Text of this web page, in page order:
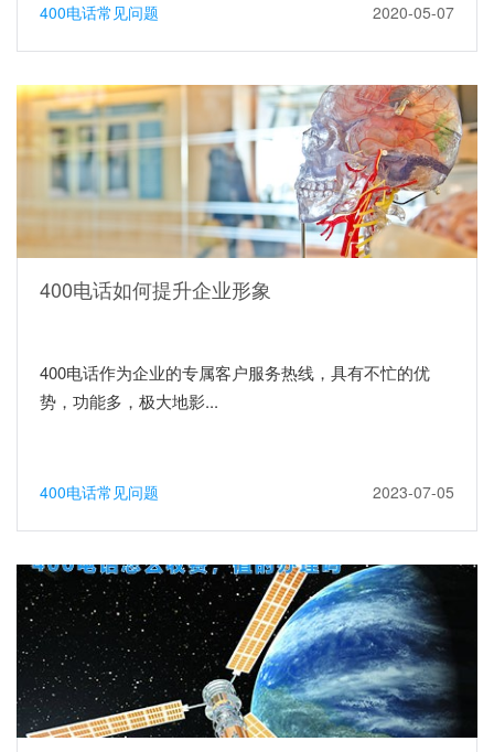
400电话常见问题 2020-05-07
400电话如何提升企业形象
400电话作为企业的专属客户服务热线，具有不忙的优
势，功能多，极大地影...
400电话常见问题 2023-07-05